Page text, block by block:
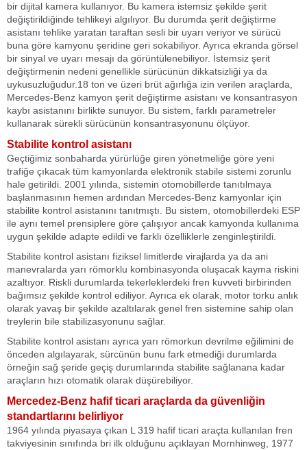
bir dijital kamera kullanıyor. Bu kamera istemsiz şekilde şerit
değiştirildiğinde tehlikeyi algılıyor. Bu durumda şerit değiştirme
asistanı tehlike yaratan taraftan sesli bir uyarı veriyor ve sürücü
buna göre kamyonu şeridine geri sokabiliyor. Ayrıca ekranda görsel
bir sinyal ve uyarı mesajı da görüntülenebiliyor. İstemsiz şerit
değiştirmenin nedeni genellikle sürücünün dikkatsizliği ya da
uykusuzluğudur.18 ton ve üzeri brüt ağırlığa izin verilen araçlarda,
Mercedes-Benz kamyon şerit değiştirme asistanı ve konsantrasyon
kaybı asistanını birlikte sunuyor. Bu sistem, farklı parametreler
kullanarak sürekli sürücünün konsantrasyonunu ölçüyor.
Stabilite kontrol asistanı
Geçtiğimiz sonbaharda yürürlüğe giren yönetmeliğe göre yeni
trafiğe çıkacak tüm kamyonlarda elektronik stabile sistemi zorunlu
hale getirildi. 2001 yılında, sistemin otomobillerde tanıtılmaya
başlanmasının hemen ardından Mercedes-Benz kamyonlar için
stabilite kontrol asistanını tanıtmıştı. Bu sistem, otomobillerdeki ESP
ile aynı temel prensiplere göre çalışıyor ancak kamyonda kullanıma
uygun şekilde adapte edildi ve farklı özelliklerle zenginleştirildi.
Stabilite kontrol asistanı fiziksel limitlerde virajlarda ya da ani
manevralarda yarı römorklu kombinasyonda oluşacak kayma riskini
azaltıyor. Riskli durumlarda tekerleklerdeki fren kuvveti birbirinden
bağımsız şekilde kontrol ediliyor. Ayrıca ek olarak, motor torku anlık
olarak yavaş bir şekilde azaltılarak genel fren sistemine sahip olan
treylerin bile stabilizasyonunu sağlar.
Stabilite kontrol asistanı ayrıca yarı römorkun devrilme eğilimini de
önceden algılayarak, sürcünün bunu fark etmediği durumlarda
örneğin sağ şeride geçiş durumlarında stabilite sağlanana kadar
araçların hızı otomatik olarak düşürebiliyor.
Mercedez-Benz hafif ticari araçlarda da güvenliğin
standartlarını belirliyor
1964 yılında piyasaya çıkan L 319 hafif ticari araçta kullanılan fren
takviyesinin sınıfında bri ilk olduğunu açıklayan Mornhinweg, 1977